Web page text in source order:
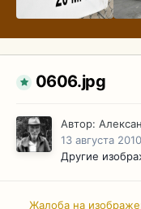
0606.jpg
Автор:
13 августа 2010
Другие
Жалоба на